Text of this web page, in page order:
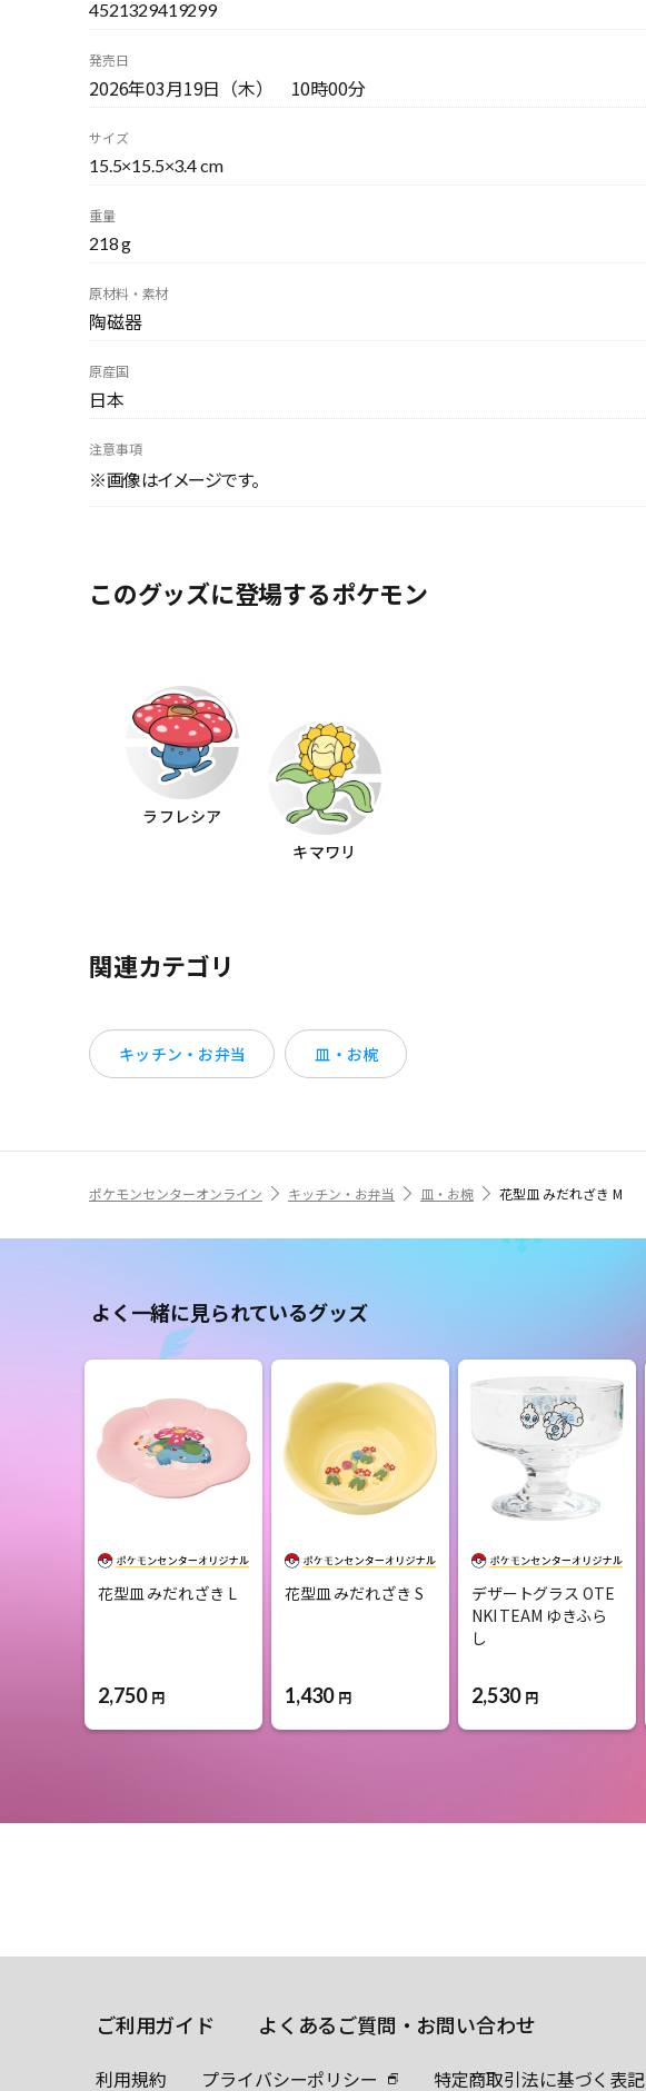
4521329419299
発売日
2026年03月19日（木） 10時00分
サイズ
15.5×15.5×3.4 cm
重量
218 g
原材料・素材
陶磁器
原産国
日本
注意事項
※画像はイメージです。
このグッズに登場するポケモン
ラフレシア
キマワリ
関連カテゴリ
キッチン・お弁当 皿・お椀
ポケモンセンターオンライン キッチン・お弁当 皿・お椀 花型皿 みだれざき M
よく一緒に見られているグッズ
花型皿 みだれざき L
2,750 円
花型皿 みだれざき S
1,430 円
デザートグラス OTE
NKI TEAM ゆきふら
し
2,530 円
ご利用ガイド よくあるご質問・お問い合わせ
利用規約 プライバシーポリシー 特定商取引法に基づく表記